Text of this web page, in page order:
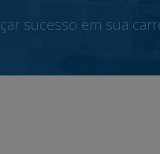
sucesso em sua